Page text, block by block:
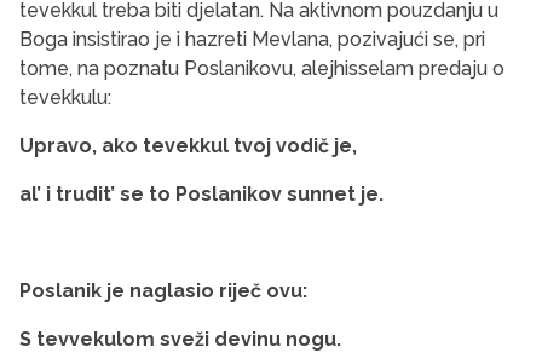
tevekkul treba biti djelatan. Na aktivnom pouzdanju u
Boga insistirao je i hazreti Mevlana, pozivajući se, pri
tome, na poznatu Poslanikovu, alejhisselam predaju o
tevekkulu:
Upravo, ako tevekkul tvoj vodič je,
al’ i trudit’ se to Poslanikov sunnet je.
Poslanik je naglasio riječ ovu:
S tevvekulom sveži devinu nogu.